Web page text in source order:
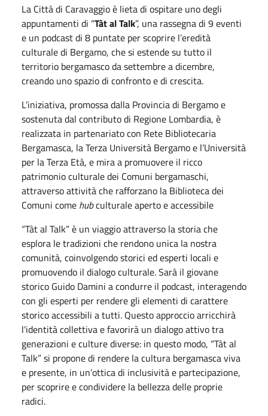
La Città di Caravaggio è lieta di ospitare uno degli
appuntamenti di “Tàt al Talk”, una rassegna di 9 eventi
e un podcast di 8 puntate per scoprire l’eredità
culturale di Bergamo, che si estende su tutto il
territorio bergamasco da settembre a dicembre,
creando uno spazio di confronto e di crescita.
L’iniziativa, promossa dalla Provincia di Bergamo e
sostenuta dal contributo di Regione Lombardia, è
realizzata in partenariato con Rete Bibliotecaria
Bergamasca, la Terza Università Bergamo e l’Università
per la Terza Età, e mira a promuovere il ricco
patrimonio culturale dei Comuni bergamaschi,
attraverso attività che rafforzano la Biblioteca dei
Comuni come hubculturale aperto e accessibile
“Tàt al Talk” è un viaggio attraverso la storia che
esplora le tradizioni che rendono unica la nostra
comunità, coinvolgendo storici ed esperti locali e
promuovendo il dialogo culturale. Sarà il giovane
storico Guido Damini a condurre il podcast, interagendo
con gli esperti per rendere gli elementi di carattere
storico accessibili a tutti. Questo approccio arricchirà
l'identità collettiva e favorirà un dialogo attivo tra
generazioni e culture diverse: in questo modo, “Tàt al
Talk” si propone di rendere la cultura bergamasca viva
e presente, in un’ottica di inclusività e partecipazione,
per scoprire e condividere la bellezza delle proprie
radici.